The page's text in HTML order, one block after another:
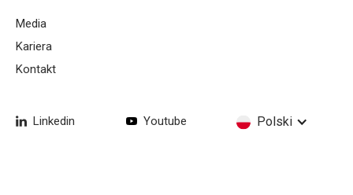
Linkedin Youtube Polski
Media
Kariera
Kontakt